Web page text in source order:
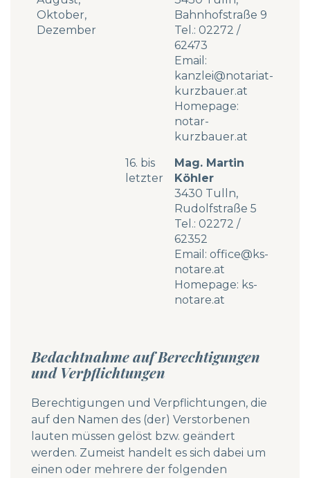
Oktober,
Dezember
Bahnhofstraße 9
Tel.: 02272 /
62473
Email:
kanzlei@notariat-
kurzbauer.at
Homepage:
notar-
kurzbauer.at
16. bis
letzter
Mag. Martin
Köhler
3430 Tulln,
Rudolfstraße 5
Tel.: 02272 /
62352
Email: office@ks-
notare.at
Homepage: ks-
notare.at
Bedachtnahme auf Berechtigungen
und Verpflichtungen
Berechtigungen und Verpflichtungen, die
auf den Namen des (der) Verstorbenen
lauten müssen gelöst bzw. geändert
werden. Zumeist handelt es sich dabei um
einen oder mehrere der folgenden